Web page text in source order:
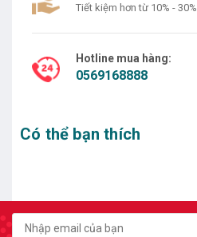
Tiết kiệm hơn từ 10% - 30%
Hotline mua hàng:
0569168888
Có thể bạn thích